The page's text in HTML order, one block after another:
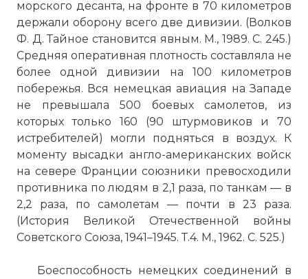
морского десанта, на фронте в 70 километров
держали оборону всего две дивизии. (Волков
Ф. Д. Тайное становится явным. М., 1989. С. 245.)
Средняя оперативная плотность составляла не
более одной дивизии на 100 километров
побережья. Вся немецкая авиация на Западе
не превышала 500 боевых самолетов, из
которых только 160 (90 штурмовиков и 70
истребителей) могли подняться в воздух. К
моменту высадки англо-американских войск
на севере Франции союзники превосходили
противника по людям в 2,1 раза, по танкам — в
2,2 раза, по самолетам — почти в 23 раза.
(История Великой Отечественной войны
Советского Союза, 1941–1945. Т.4. М., 1962. С. 525.)
Боеспособность немецких соединений в
☓